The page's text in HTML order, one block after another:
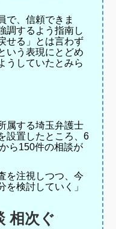
で、信頼できま
調するよう指南し
せる」とは言わず
いう表現にとどめ
うしていたとみら
属する埼玉弁護士
設置したところ、6
ら150件の相談が
を注視しつつ、今
を検討していく」
相次ぐ